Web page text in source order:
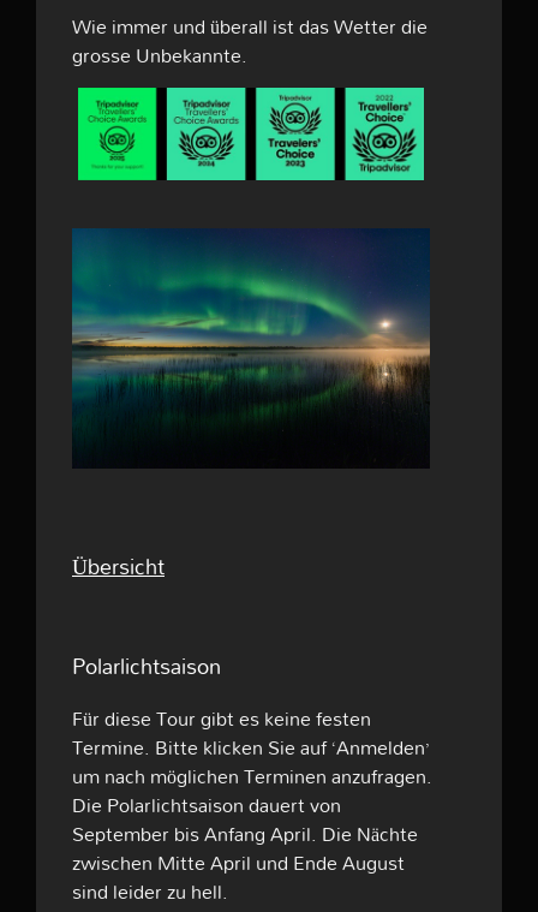
Wie immer und überall ist das Wetter die
grosse Unbekannte.
Übersicht
Polarlichtsaison
Für diese Tour gibt es keine festen
Termine. Bitte klicken Sie auf ‘Anmelden’
um nach möglichen Terminen anzufragen.
Die Polarlichtsaison dauert von
September bis Anfang April. Die Nächte
zwischen Mitte April und Ende August
sind leider zu hell.